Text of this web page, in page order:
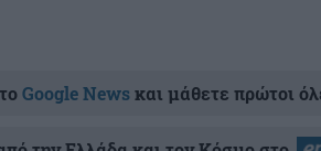
Google Newsκαι μάθετε πρώτοι